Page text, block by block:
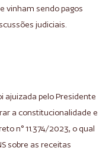
vinham sendo pagos
judiciais.
ajuizada pelo Presidente
a constitucionalidade e
n° 11.374/2023, o qual
sobre as receitas